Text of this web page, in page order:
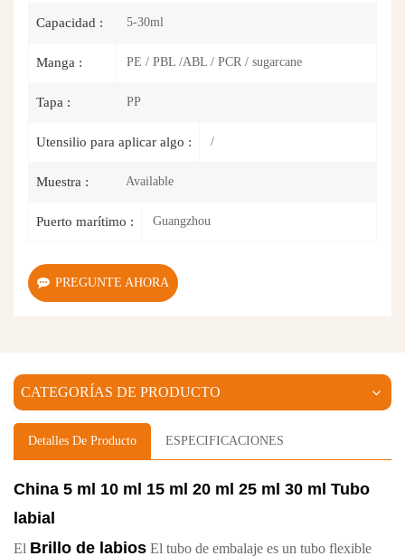
Capacidad : 5-30ml
Manga : PE / PBL /ABL / PCR / sugarcane
Tapa : PP
Utensilio para aplicar algo : /
Muestra : Available
Puerto marítimo : Guangzhou
PREGUNTE AHORA
CATEGORÍAS DE PRODUCTO
Detalles De Producto ESPECIFICACIONES
China 5 ml 10 ml 15 ml 20 ml 25 ml 30 ml Tubo
labial
El Brillo de labios El tubo de embalaje es un tubo flexible